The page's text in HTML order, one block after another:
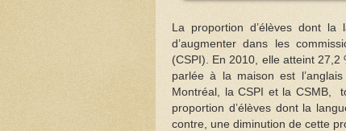
La proportion d’élèves dont la
d’augmenter dans les
(CSPI). En 2010, elle atteint 27,2
parlée à la maison est
Montréal, la CSPI et la CSMB,
proportion d’élèves dont la
contre, une diminution de cette